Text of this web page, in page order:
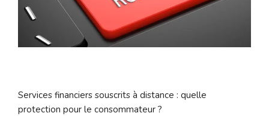
Services financiers souscrits à distance : quelle
protection pour le consommateur ?